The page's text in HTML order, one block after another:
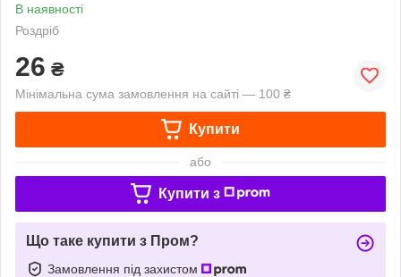
В наявності
Роздріб
26 ₴
Мінімальна сума замовлення на сайті — 100 ₴
Купити
або
Купити з
Що таке купити з Пром?
Замовлення під захистом